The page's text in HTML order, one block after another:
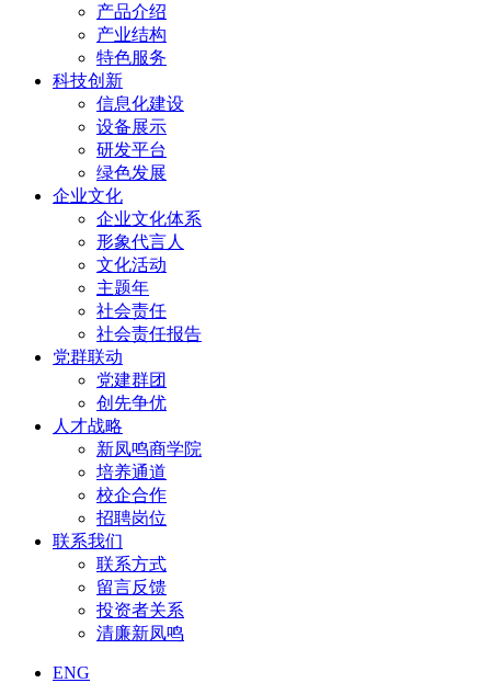
产品介绍
产业结构
特色服务
科技创新
信息化建设
设备展示
研发平台
绿色发展
企业文化
企业文化体系
形象代言人
文化活动
主题年
社会责任
社会责任报告
党群联动
党建群团
创先争优
人才战略
新凤鸣商学院
培养通道
校企合作
招聘岗位
联系我们
联系方式
留言反馈
投资者关系
清廉新凤鸣
ENG